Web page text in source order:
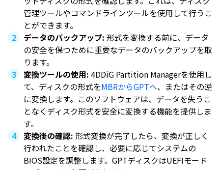
管理ツールやコマンドラインツールを使用して行うこ
とができます。
データのバックアップ: 形式を変換する前に、データ
の安全を保つために重要なデータのバックアップを取
ります。
変換ツールの使用: 4DDiG Partition Managerを使用し
て、ディスクの形式をMBRからGPTへ、またはその逆
に変換します。このソフトウェアは、データを失うこ
となくディスク形式を安全に変換する機能を提供しま
す。
変換後の確認: 形式変換が完了したら、変換が正しく
行われたことを確認し、必要に応じてシステムの
BIOS設定を調整します。GPTディスクはUEFIモード